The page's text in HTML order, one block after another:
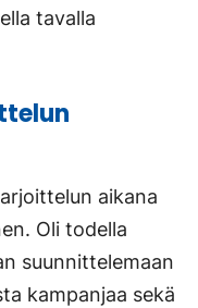
tavalla
aikana
Oli todella
suunnittelemaan
kampanjaa sekä